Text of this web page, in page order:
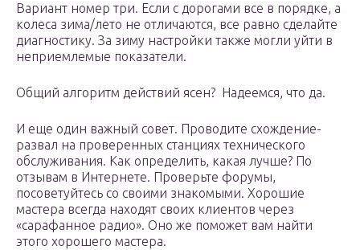
Вариант номер три. Если с дорогами все в порядке, а
колеса зима/лето не отличаются, все равно сделайте
диагностику. За зиму настройки также могли уйти в
неприемлемые показатели.
Общий алгоритм действий ясен? Надеемся, что да.
И еще один важный совет. Проводите схождение-
развал на проверенных станциях технического
обслуживания. Как определить, какая лучше? По
отзывам в Интернете. Проверьте форумы,
посоветуйтесь со своими знакомыми. Хорошие
мастера всегда находят своих клиентов через
«сарафанное радио». Оно же поможет вам найти
этого хорошего мастера.